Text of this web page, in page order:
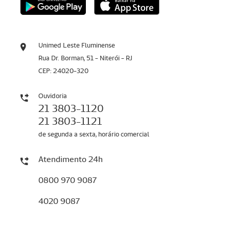
Unimed Leste Fluminense
Rua Dr. Borman, 51 - Niterói - RJ
CEP: 24020-320
Ouvidoria
21 3803-1120
21 3803-1121
de segunda a sexta, horário comercial
Atendimento 24h
0800 970 9087
4020 9087